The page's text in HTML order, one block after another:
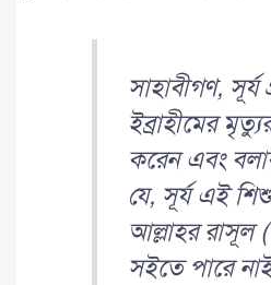
সাহাবীগণ, সূর্য
ইব্রাহীমের
করেন এবং
যে, সূর্য এই
আল্লাহর
সইতে পারে